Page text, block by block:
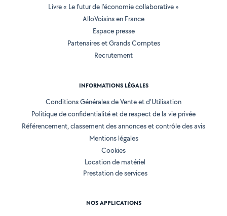
Livre « Le futur de l'économie collaborative »
AlloVoisins en France
Espace presse
Partenaires et Grands Comptes
Recrutement
INFORMATIONS LÉGALES
Conditions Générales de Vente et d'Utilisation
Politique de confidentialité et de respect de la vie privée
Référencement, classement des annonces et contrôle des avis
Mentions légales
Cookies
Location de matériel
Prestation de services
NOS APPLICATIONS